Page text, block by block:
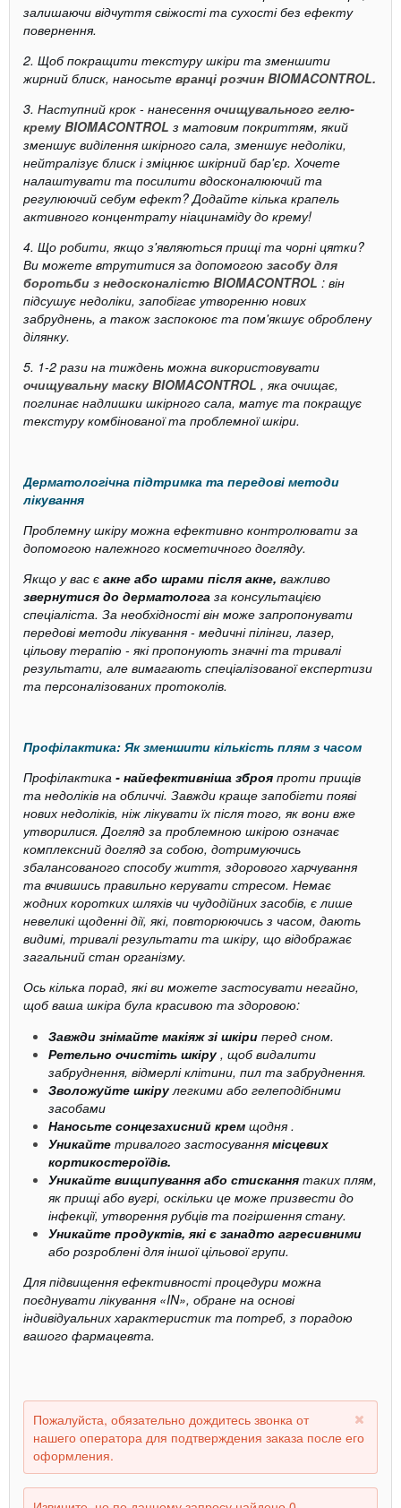
залишаючи відчуття свіжості та сухості без ефекту
повернення.
2. Щоб покращити текстуру шкіри та зменшити
жирний блиск, наносьте вранці розчин BIOMACONTROL.
3. Наступний крок - нанесення очищувального гелю-
крему BIOMACONTROL з матовим покриттям, який
зменшує виділення шкірного сала, зменшує недоліки,
нейтралізує блиск і зміцнює шкірний бар'єр. Хочете
налаштувати та посилити вдосконалюючий та
регулюючий себум ефект? Додайте кілька крапель
активного концентрату ніацинаміду до крему!
4. Що робити, якщо з'являються прищі та чорні цятки?
Ви можете втрутитися за допомогою засобу для
боротьби з недосконалістю BIOMACONTROL : він
підсушує недоліки, запобігає утворенню нових
забруднень, а також заспокоює та пом'якшує оброблену
ділянку.
5. 1-2 рази на тиждень можна використовувати
очищувальну маску BIOMACONTROL , яка очищає,
поглинає надлишки шкірного сала, матує та покращує
текстуру комбінованої та проблемної шкіри.
Дерматологічна підтримка та передові методи
лікування
Проблемну шкіру можна ефективно контролювати за
допомогою належного косметичного догляду.
Якщо у вас є акне або шрами після акне, важливо
звернутися до дерматолога за консультацією
спеціаліста. За необхідності він може запропонувати
передові методи лікування - медичні пілінги, лазер,
цільову терапію - які пропонують значні та тривалі
результати, але вимагають спеціалізованої експертизи
та персоналізованих протоколів.
Профілактика: Як зменшити кількість плям з часом
Профілактика - найефективніша зброя проти прищів
та недоліків на обличчі. Завжди краще запобігти появі
нових недоліків, ніж лікувати їх після того, як вони вже
утворилися. Догляд за проблемною шкірою означає
комплексний догляд за собою, дотримуючись
збалансованого способу життя, здорового харчування
та вчившись правильно керувати стресом. Немає
жодних коротких шляхів чи чудодійних засобів, є лише
невеликі щоденні дії, які, повторюючись з часом, дають
видимі, тривалі результати та шкіру, що відображає
загальний стан організму.
Ось кілька порад, які ви можете застосувати негайно,
щоб ваша шкіра була красивою та здоровою:
Завжди знімайте макіяж зі шкіри перед сном.
Ретельно очистіть шкіру , щоб видалити
забруднення, відмерлі клітини, пил та забруднення.
Зволожуйте шкіру легкими або гелеподібними
засобами
Наносьте сонцезахисний крем щодня .
Уникайте тривалого застосування місцевих
кортикостероїдів.
Уникайте вищипування або стискання таких плям,
як прищі або вугрі, оскільки це може призвести до
інфекції, утворення рубців та погіршення стану.
Уникайте продуктів, які є занадто агресивними
або розроблені для іншої цільової групи.
Для підвищення ефективності процедури можна
поєднувати лікування «IN», обране на основі
індивідуальних характеристик та потреб, з порадою
вашого фармацевта.
Пожалуйста, обязательно дождитесь звонка от
нашего оператора для подтверждения заказа после его
оформления.